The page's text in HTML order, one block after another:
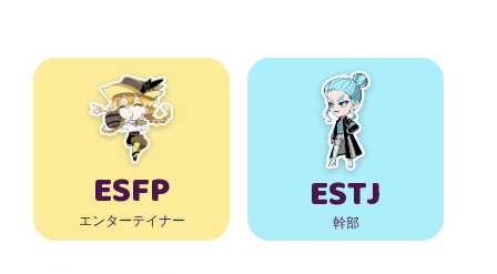
ESFP
エンターテイナー ESTJ
幹部